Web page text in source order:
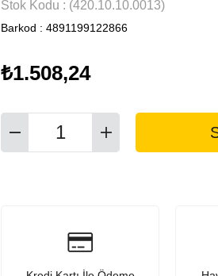
Stok Kodu (420.10.10.0013)
Barkod : 4891199122866
₺1.508,24